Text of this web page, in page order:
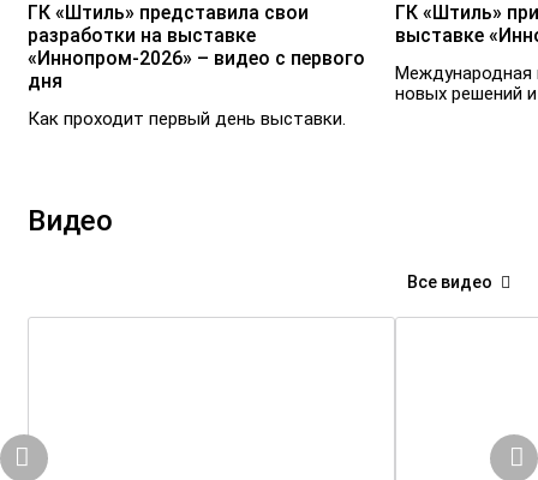
ГК «Штиль» представила свои
разработки на выставке
«Иннопром-2026» – видео с первого
дня
Как проходит первый день выставки.
ГК «Штиль»
выставке
Международная
новых решений
Видео
Все видео